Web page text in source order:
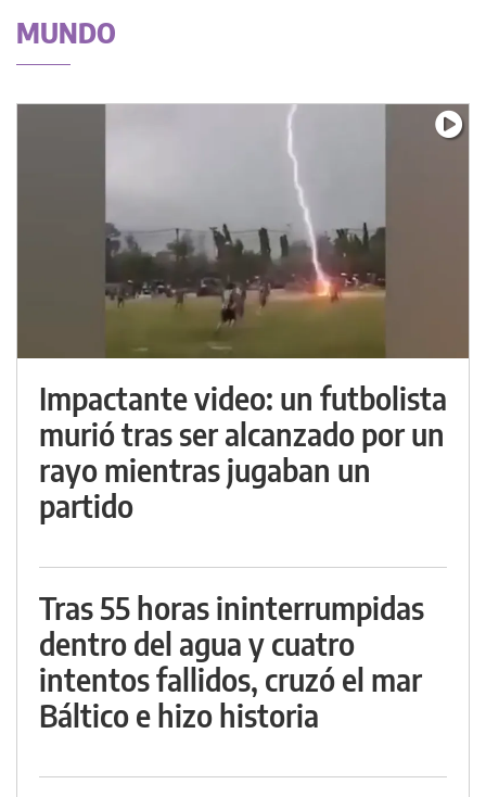
MUNDO
Impactante video: un futbolista
murió tras ser alcanzado por un
rayo mientras jugaban un
partido
Tras 55 horas ininterrumpidas
dentro del agua y cuatro
intentos fallidos, cruzó el mar
Báltico e hizo historia